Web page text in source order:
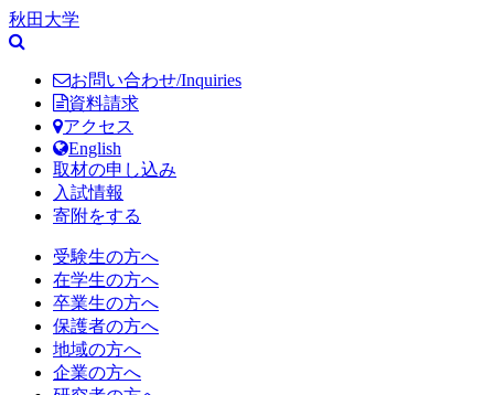
秋田大学
お問い合わせ/Inquiries
資料請求
アクセス
English
取材の申し込み
入試情報
寄附をする
受験生の方へ
在学生の方へ
卒業生の方へ
保護者の方へ
地域の方へ
企業の方へ